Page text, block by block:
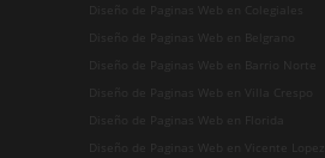
Diseño de Paginas Web en Colegiales
Diseño de Paginas Web en Belgrano
Diseño de Paginas Web en Barrio Norte
Diseño de Paginas Web en Villa Crespo
Diseño de Paginas Web en Florida
Diseño de Paginas Web en Vicente Lopez